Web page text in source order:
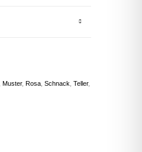
Muster, Rosa, Schnack Teller,